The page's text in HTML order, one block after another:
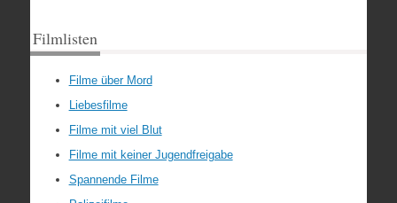
Filmlisten
Filme über Mord
Liebesfilme
Filme mit viel Blut
Filme mit keiner Jugendfreigabe
Spannende Filme